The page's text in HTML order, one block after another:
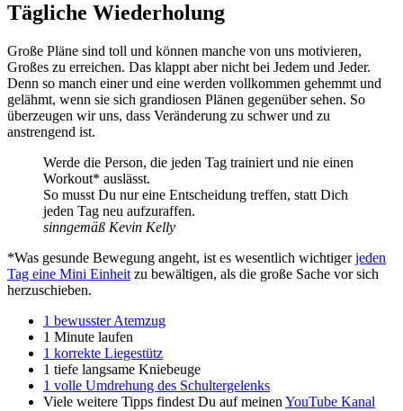
Tägliche Wiederholung
Große Pläne sind toll und können manche von uns motivieren,
Großes zu erreichen. Das klappt aber nicht bei Jedem und Jeder.
Denn so manch einer und eine werden vollkommen gehemmt und
gelähmt, wenn sie sich grandiosen Plänen gegenüber sehen. So
überzeugen wir uns, dass Veränderung zu schwer und zu
anstrengend ist.
Werde die Person, die jeden Tag trainiert und nie einen
Workout* auslässt.
So musst Du nur eine Entscheidung treffen, statt Dich
jeden Tag neu aufzuraffen.
sinngemäß Kevin Kelly
*Was gesunde Bewegung angeht, ist es wesentlich wichtigerjeden
Tag eine Mini Einheit zu bewältigen, als die große Sache vor sich
herzuschieben.
1 bewusster Atemzug
1 Minute laufen
1 korrekte Liegestütz
1 tiefe langsame Kniebeuge
1 volle Umdrehung des Schultergelenks
Viele weitere Tipps findest Du auf meinen YouTube Kanal